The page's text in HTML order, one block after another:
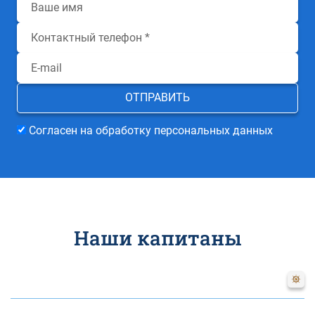
Согласен на обработку персональных данных
Наши капитаны